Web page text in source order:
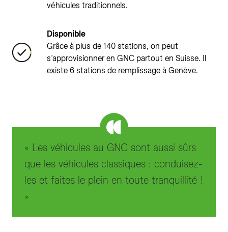
véhicules traditionnels.
Disponible
Grâce à plus de 140 stations, on peut
s’approvisionner en GNC partout en Suisse. Il
existe 6 stations de remplissage à Genève.
« Les véhicules au GNC sont aussi sûrs
que les véhicules classiques : conduisez-
les et faites le plein en toute tranquillité !
»